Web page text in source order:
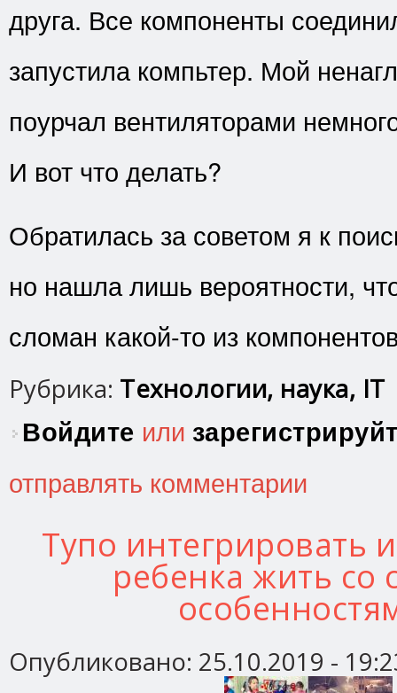
друга. Все компоненты
запустила компьтер. Мой
поурчал вентиляторами
И вот что делать?
Обратилась за советом я к
но нашла лишь вероятности,
сломан какой-то из
Рубрика: Технологии, наука, IT
Войдите или
отправлять комментарии
Тупо интегрировать
ребенка жить со
Опубликовано: 25.10.2019 -